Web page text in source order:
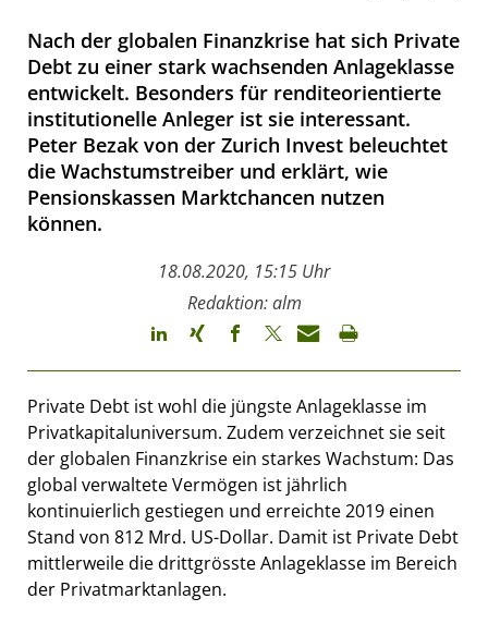
Nach der globalen Finanzkrise hat sich Private
Debt zu einer stark wachsenden Anlageklasse
entwickelt. Besonders für renditeorientierte
institutionelle Anleger ist sie interessant.
Peter Bezak von der Zurich Invest beleuchtet
die Wachstumstreiber und erklärt, wie
Pensionskassen Marktchancen nutzen
können.
18.08.2020, 15:15 Uhr
Redaktion: alm
Private Debt ist wohl die jüngste Anlageklasse im
Privatkapitaluniversum. Zudem verzeichnet sie seit
der globalen Finanzkrise ein starkes Wachstum: Das
global verwaltete Vermögen ist jährlich
kontinuierlich gestiegen und erreichte 2019 einen
Stand von 812 Mrd. US-Dollar. Damit ist Private Debt
mittlerweile die drittgrösste Anlageklasse im Bereich
der Privatmarktanlagen.